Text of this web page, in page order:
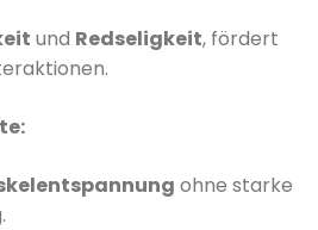
und Redseligkeit, fördert
ohne starke